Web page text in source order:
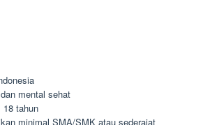
mental sehat
18 tahun
minimal SMA/SMK atau sederajat